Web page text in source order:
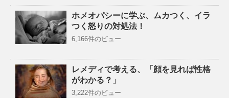
ホメオパシーに学ぶ、ムカつく、イラ
つく怒りの対処法！
6,166件のビュー
レメディで考える、「顔を見れば性格
がわかる？」
3,222件のビュー